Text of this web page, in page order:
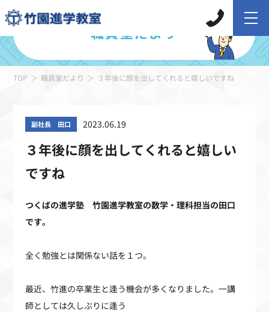
職員室だより
TOP 職員室だより ３年後に顔を出してくれると嬉しいですね
副社長 田口 2023.06.19
３年後に顔を出してくれると嬉しい
ですね
つくばの進学塾 竹園進学教室の数学・理科担当の田口
です。
全く勉強とは関係ない話を１つ。
最近、竹進の卒業生と逢う機会が多くなりました。一講
師としては久しぶりに逢う